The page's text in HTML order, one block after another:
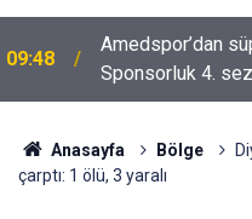
Amedspor’dan
Sponsorluk 4.
22:42
Diyarbakır’da
çarptı
Anasayfa Bölge
çarptı: 1 ölü, 3 yaralı